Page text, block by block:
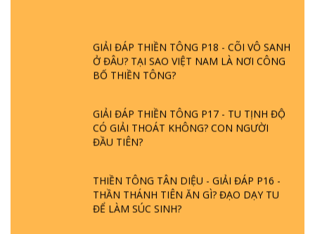
GIẢI ĐÁP THIỀN TÔNG P18 - CÕI VÔ SANH
Ở ĐÂU? TẠI SAO VIỆT NAM LÀ NƠI CÔNG
BỐ THIỀN TÔNG?
GIẢI ĐÁP THIỀN TÔNG P17 - TU TỊNH ĐỘ
CÓ GIẢI THOÁT KHÔNG? CON NGƯỜI
ĐẦU TIÊN?
THIỀN TÔNG TÂN DIỆU - GIẢI ĐÁP P16 -
THẦN THÁNH TIÊN ĂN GÌ? ĐẠO DẠY TU
ĐỂ LÀM SÚC SINH?